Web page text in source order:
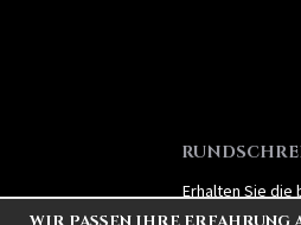
Erhalten Sie die
Angebote und